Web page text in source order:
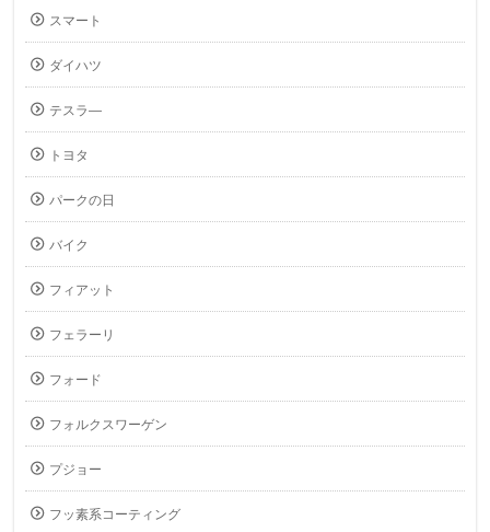
スマート
ダイハツ
テスラ―
トヨタ
パークの日
バイク
フィアット
フェラーリ
フォード
フォルクスワーゲン
プジョー
フッ素系コーティング